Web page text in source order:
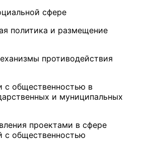
сфере
политика и размещение
противодействия
с общественностью в
и муниципальных
проектами в сфере
с общественностью